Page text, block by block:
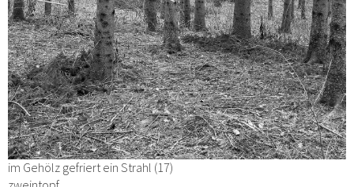
im Gehölz gefriert ein Strahl (17)